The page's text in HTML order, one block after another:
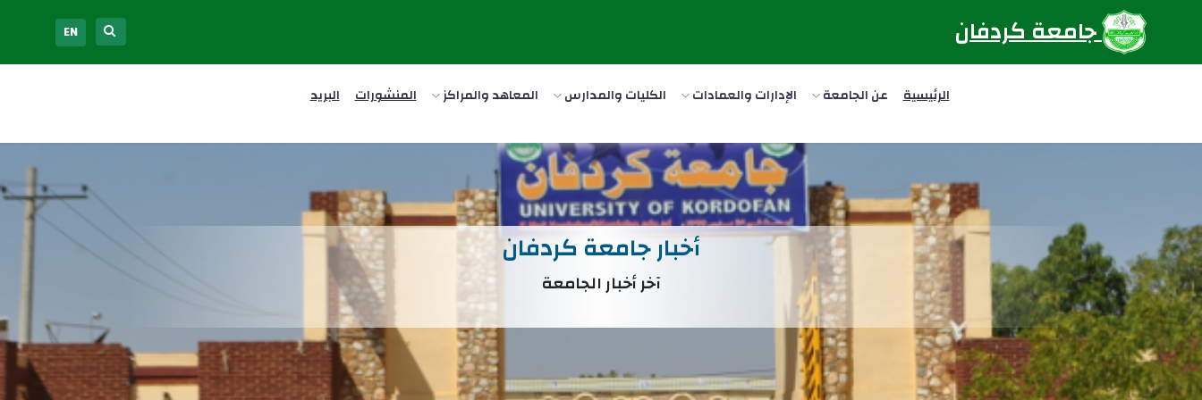
جامعة كردفان EN
الرئيسية عن الجامعة الإدارات والعمادات الكليات والمدارس المعاهد والمراكز المنشورات البريد
أخبار جامعة كردفان
آخر أخبار الجامعة